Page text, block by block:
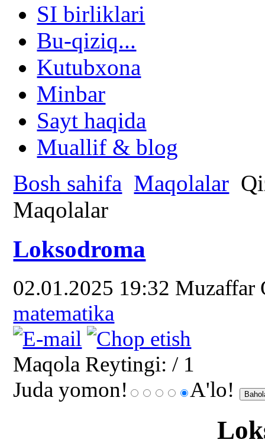
SI birliklari
Bu-qiziq...
Kutubxona
Minbar
Sayt haqida
Muallif & blog
Bosh sahifa Maqolalar
Maqolalar
Loksodroma
02.01.2025 19:32 Muzaffar
matematika
Maqola Reytingi: / 1
Juda yomon!
A'lo!